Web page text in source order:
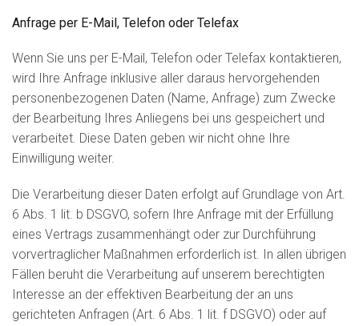
Anfrage per E-Mail, Telefon oder Telefax
Wenn Sie uns per E-Mail, Telefon oder Telefax kontaktieren,
wird Ihre Anfrage inklusive aller daraus hervorgehenden
personenbezogenen Daten (Name, Anfrage) zum Zwecke
der Bearbeitung Ihres Anliegens bei uns gespeichert und
verarbeitet. Diese Daten geben wir nicht ohne Ihre
Einwilligung weiter.
Die Verarbeitung dieser Daten erfolgt auf Grundlage von Art.
6 Abs. 1 lit. b DSGVO, sofern Ihre Anfrage mit der Erfüllung
eines Vertrags zusammenhängt oder zur Durchführung
vorvertraglicher Maßnahmen erforderlich ist. In allen übrigen
Fällen beruht die Verarbeitung auf unserem berechtigten
Interesse an der effektiven Bearbeitung der an uns
gerichteten Anfragen (Art. 6 Abs. 1 lit. f DSGVO) oder auf